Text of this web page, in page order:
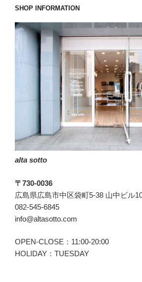
補
ACATE(ア
ー
テ)
ル
ト
バ
ッ
「BLIZZARD(ブ
リ
ザ
ー
の
SHOP INFORMATION
alta sotto
〒730-0036
広島県広島市中区袋町5-38 山中ビル
082-545-6845
info@altasotto.com
OPEN-CLOSE：11:00-20:00
HOLIDAY：TUESDAY